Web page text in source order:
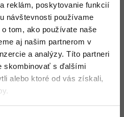
reklám, poskytovanie funkcií
návštevnosti používame
tom, ako používate naše
aj našim partnerom v
a analýzy. Títo partneri
skombinovať s ďalšími
alebo ktoré od vás získali,
<body> aj pätičku.
<header> , existuje aj tag
označenie pätičky. Môže sa
o pätičku celého <body>
vložme tag <footer> :